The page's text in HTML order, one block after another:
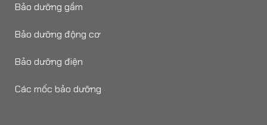
Bảo dưỡng gầm
Bảo dưỡng động cơ
Bảo dưỡng điện
Các mốc bảo dưỡng